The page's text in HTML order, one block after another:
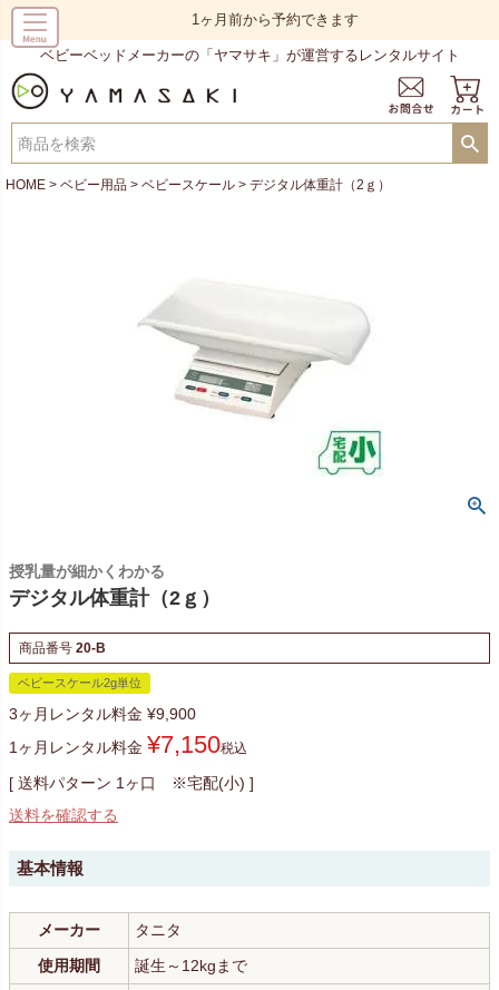
1ヶ月前から予約できます
ベビーベッドメーカーの「ヤマサキ」が運営するレンタルサイト
HOME ベビー用品 ベビースケール デジタル体重計（2ｇ）
授乳量が細かくわかる
デジタル体重計（2ｇ）
商品番号 20-B
ベビースケール2g単位
3ヶ月レンタル料金 ¥9,900
1ヶ月レンタル料金 ¥7,150税込
送料パターン 1ヶ口 ※宅配(小)
送料を確認する
基本情報
メーカー
タニタ
使用期間
誕生～12kgまで